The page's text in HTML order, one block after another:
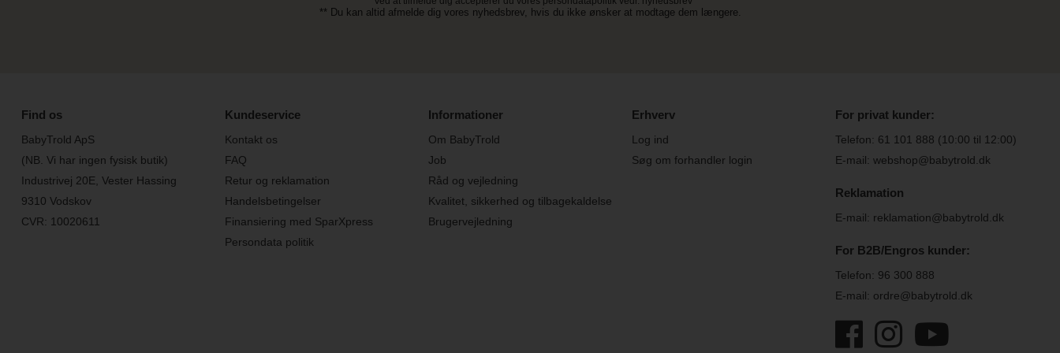
** Du kan altid afmelde dig vores nyhedsbrev, hvis du ikke ønsker at modtage dem længere.
Find os
BabyTrold ApS
(NB. Vi har ingen fysisk butik)
Industrivej 20E, Vester Hassing
9310 Vodskov
CVR: 10020611
Kundeservice
Kontakt os
FAQ
Retur og reklamation
Handelsbetingelser
Finansiering med SparXpress
Persondata politik
Informationer
Om BabyTrold
Job
Råd og vejledning
Kvalitet, sikkerhed og tilbagekaldelse
Brugervejledning
Erhverv
Log ind
Søg om forhandler login
For privat kunder:
Telefon: 61 101 888 (10:00 til 12:00)
E-mail: webshop@babytrold.dk
Reklamation
E-mail: reklamation@babytrold.dk
For B2B/Engros kunder:
Telefon: 96 300 888
E-mail: ordre@babytrold.dk